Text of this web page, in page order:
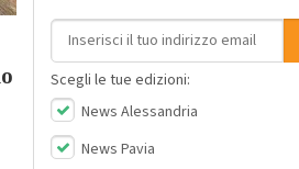
Indirizzo email
Scegli le tue edizioni:
News Alessandria
News Pavia